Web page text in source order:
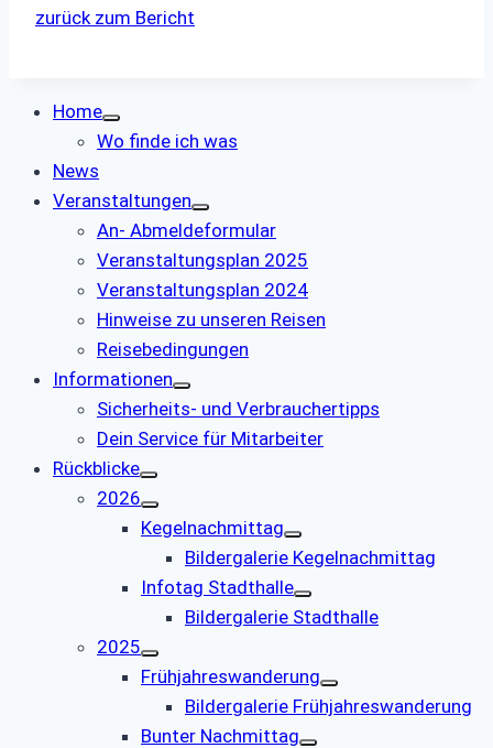
zurück zum Bericht
Home
Wo finde ich was
News
Veranstaltungen
An- Abmeldeformular
Veranstaltungsplan 2025
Veranstaltungsplan 2024
Hinweise zu unseren Reisen
Reisebedingungen
Informationen
Sicherheits- und Verbrauchertipps
Dein Service für Mitarbeiter
Rückblicke
2026
Kegelnachmittag
Bildergalerie Kegelnachmittag
Infotag Stadthalle
Bildergalerie Stadthalle
2025
Frühjahreswanderung
Bildergalerie Frühjahreswanderung
Bunter Nachmittag